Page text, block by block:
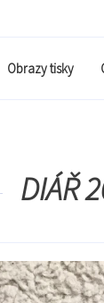
Obrazy tisky
DIÁŘ